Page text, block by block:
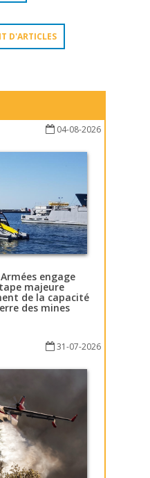
D'ARTICLES
04-08-2026
engage
majeure
de la capacité
des mines
31-07-2026